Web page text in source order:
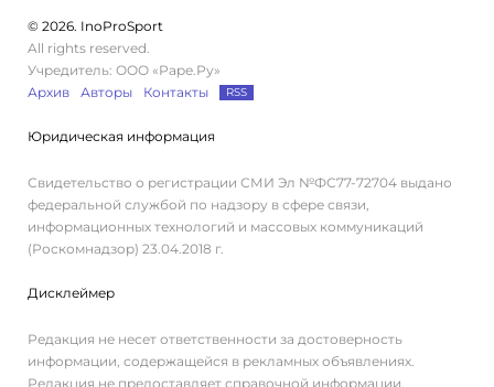
© 2026. InoProSport
All rights reserved.
Учредитель: ООО «Раре.Ру»
Архив
Авторы Контакты RSS
Юридическая информация
Свидетельство о регистрации СМИ Эл №ФС77-72704 выдано
федеральной службой по надзору в сфере связи,
информационных технологий и массовых коммуникаций
(Роскомнадзор) 23.04.2018 г.
Дисклеймер
Редакция не несет ответственности за достоверность
информации, содержащейся в рекламных объявлениях.
Редакция не предоставляет справочной информации.